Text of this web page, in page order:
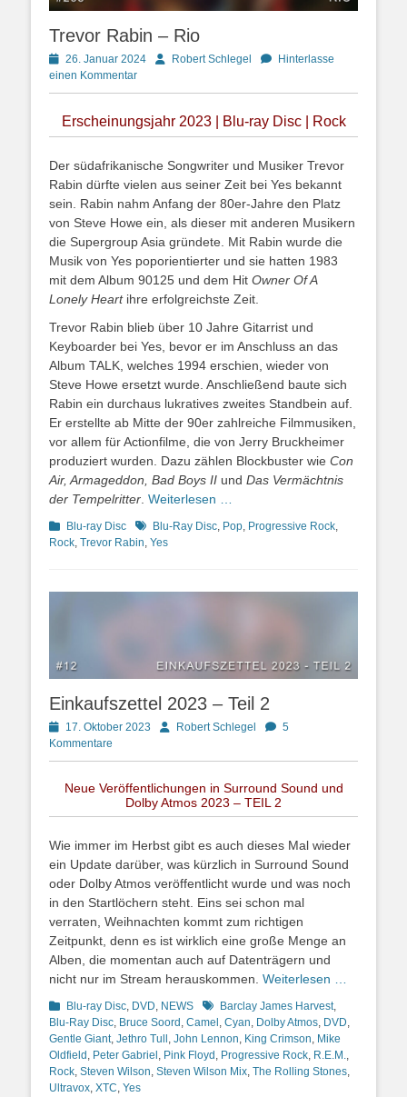
Trevor Rabin – Rio
Posted
on
26. Januar 2024 AutorRobert Schlegel
Hinterlasse
einen Kommentar
Erscheinungsjahr 2023 | Blu-ray Disc | Rock
Der südafrikanische Songwriter und Musiker Trevor
Rabin dürfte vielen aus seiner Zeit bei Yes bekannt
sein. Rabin nahm Anfang der 80er-Jahre den Platz
von Steve Howe ein, als dieser mit anderen Musikern
die Supergroup Asia gründete. Mit Rabin wurde die
Musik von Yes poporientierter und sie hatten 1983
mit dem Album 90125 und dem Hit Owner Of A
Lonely Heartihre erfolgreichste Zeit.
Trevor Rabin blieb über 10 Jahre Gitarrist und
Keyboarder bei Yes, bevor er im Anschluss an das
Album TALK, welches 1994 erschien, wieder von
Steve Howe ersetzt wurde. Anschließend baute sich
Rabin ein durchaus lukratives zweites Standbein auf.
Er erstellte ab Mitte der 90er zahlreiche Filmmusiken,
vor allem für Actionfilme, die von Jerry Bruckheimer
produziert wurden. Dazu zählen Blockbuster wie Con
Air, Armageddon, Bad Boys II und Das Vermächtnis
der Tempelritter Weiterlesen …
Kategorien
Blu-ray Disc Schlagworte
Blu-Ray Disc Pop Progressive Rock
Rock Trevor Rabin Yes
Einkaufszettel 2023 – Teil 2
Posted
on
17. Oktober 2023 AutorRobert Schlegel
5
Kommentare
Neue Veröffentlichungen in Surround Sound und
Dolby Atmos 2023 – TEIL 2
Wie immer im Herbst gibt es auch dieses Mal wieder
ein Update darüber, was kürzlich in Surround Sound
oder Dolby Atmos veröffentlicht wurde und was noch
in den Startlöchern steht. Eins sei schon mal
verraten, Weihnachten kommt zum richtigen
Zeitpunkt, denn es ist wirklich eine große Menge an
Alben, die momentan auch auf Datenträgern und
nicht nur im Stream herauskommen. Weiterlesen …
Kategorien
Blu-ray Disc, DVD, NEWS Schlagworte
Barclay James Harvest,
Blu-Ray Disc, Bruce Soord , Camel , Cyan, Dolby Atmos, DVD,
Gentle Giant, Jethro Tull , John Lennon, King Crimson, Mike
Oldfield , Peter Gabriel , Pink Floyd , Progressive Rock, R.E.M.,
Rock, Steven Wilson, Steven Wilson Mix, The Rolling Stones,
Ultravox, XTC, Yes